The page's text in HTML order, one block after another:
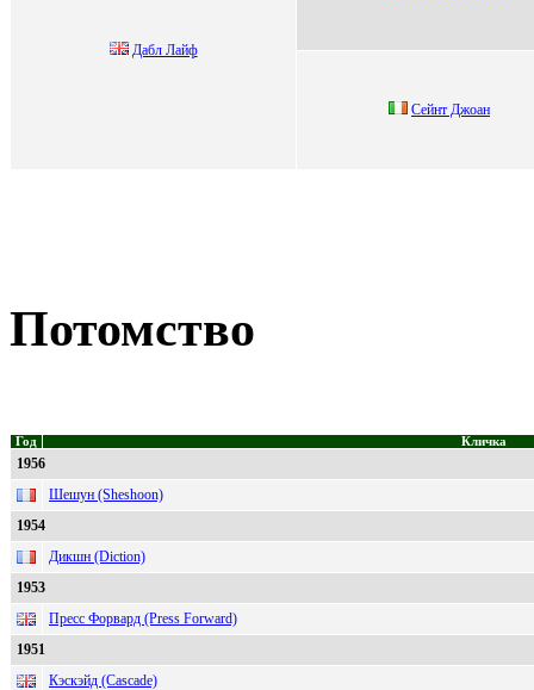
Дабл Лайф
Ceйнт Джoан
Потомство
Год Кличка
1956
Шешун (Sheshoon)
1954
Дикшн (Diction)
1953
Пресс Форвард (Press Forward)
1951
Кэскэйд (Cascade)